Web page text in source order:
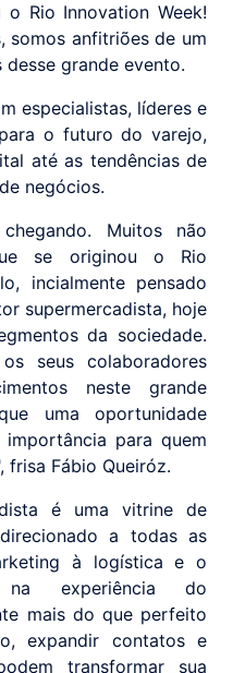
o Rio Innovation Week!
somos anfitriões de um
grande evento.
especialistas, líderes e
o futuro do varejo,
até as tendências de
negócios.
Muitos não
se originou o Rio
incialmente pensado
supermercadista, hoje
da sociedade.
seus colaboradores
neste grande
uma oportunidade
para quem
frisa Fábio Queiróz.
é uma vitrine de
a todas as
à logística e o
na experiência do
mais do que perfeito
expandir contatos e
transformar sua